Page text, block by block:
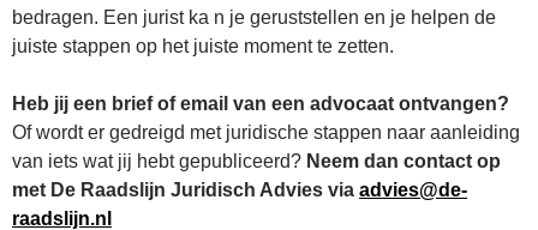
bedragen. Een jurist ka n je geruststellen en je helpen de
juiste stappen op het juiste moment te zetten.
Heb jij een brief of email van een advocaat ontvangen?
Of wordt er gedreigd met juridische stappen naar aanleiding
van iets wat jij hebt gepubliceerd? Neem dan contact op
met De Raadslijn Juridisch Advies via advies@de-
raadslijn.nl